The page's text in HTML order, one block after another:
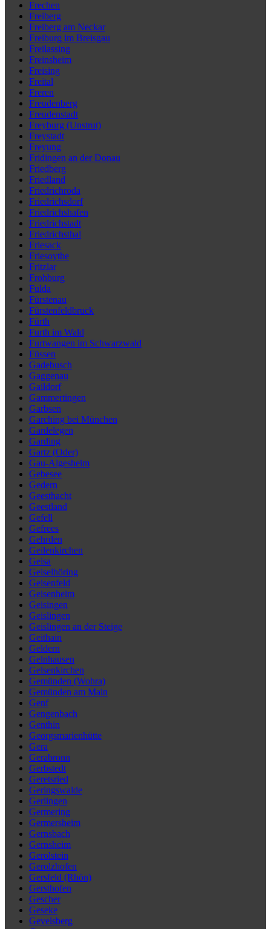
Frechen
Freiberg
Freiberg am Neckar
Freiburg im Breisgau
Freilassing
Freinsheim
Freising
Freital
Freren
Freudenberg
Freudenstadt
Freyburg (Unstrut)
Freystadt
Freyung
Fridingen an der Donau
Friedberg
Friedland
Friedrichroda
Friedrichsdorf
Friedrichshafen
Friedrichstadt
Friedrichsthal
Friesack
Friesoythe
Fritzlar
Frohburg
Fulda
Fürstenau
Fürstenfeldbruck
Fürth
Furth im Wald
Furtwangen im Schwarzwald
Füssen
Gadebusch
Gaggenau
Gaildorf
Gammertingen
Garbsen
Garching bei München
Gardelegen
Garding
Gartz (Oder)
Gau-Algesheim
Gebesee
Gedern
Geesthacht
Geestland
Gefell
Gefrees
Gehrden
Geilenkirchen
Geisa
Geiselhöring
Geisenfeld
Geisenheim
Geisingen
Geislingen
Geislingen an der Steige
Geithain
Geldern
Gelnhausen
Gelsenkirchen
Gemünden (Wohra)
Gemünden am Main
Genf
Gengenbach
Genthin
Georgsmarienhütte
Gera
Gerabronn
Gerbstedt
Geretsried
Geringswalde
Gerlingen
Germering
Germersheim
Gernsbach
Gernsheim
Gerolstein
Gerolzhofen
Gersfeld (Rhön)
Gersthofen
Gescher
Geseke
Gevelsberg